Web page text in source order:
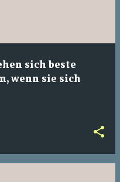
sich beste
wenn sie sich